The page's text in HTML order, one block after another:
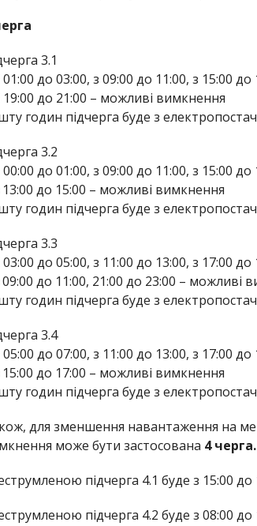
3.1
01:00 до 03:00, з 09:00 до 11:00, з 15:00
19:00 до 21:00 – можливі вимкнення
годин підчерга буде з
3.2
00:00 до 01:00, з 09:00 до 11:00, з 15:00
13:00 до 15:00 – можливі вимкнення
годин підчерга буде з
3.3
03:00 до 05:00, з 11:00 до 13:00, з 17:00
09:00 до 11:00, 21:00 до 23:00 – можливі
годин підчерга буде з
3.4
05:00 до 07:00, з 11:00 до 13:00, з 17:00
15:00 до 17:00 – можливі вимкнення
годин підчерга буде з
для зменшення навантаження на
може бути застосована 4 черга.
підчерга 4.1 буде з 15:00
підчерга 4.2 буде з 08:00